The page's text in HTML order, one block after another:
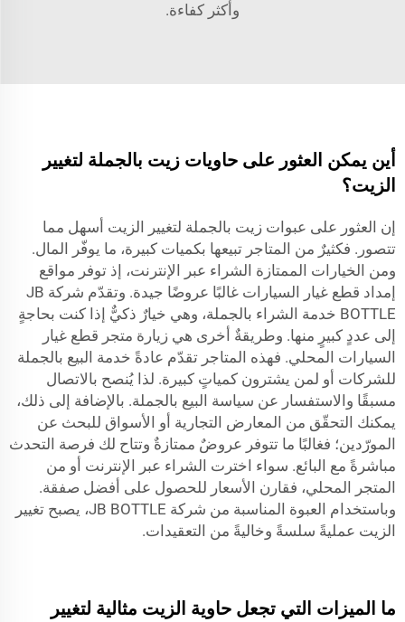
وأكثر كفاءة.
أين يمكن العثور على حاويات زيت بالجملة لتغيير
الزيت؟
إن العثور على عبوات زيت بالجملة لتغيير الزيت أسهل مما
تتصور. فكثيرٌ من المتاجر تبيعها بكميات كبيرة، ما يوفّر المال.
ومن الخيارات الممتازة الشراء عبر الإنترنت، إذ توفر مواقع
إمداد قطع غيار السيارات غالبًا عروضًا جيدة. وتقدّم شركة JB
BOTTLE خدمة الشراء بالجملة، وهي خيارٌ ذكيٌّ إذا كنت بحاجةٍ
إلى عددٍ كبيرٍ منها. وطريقةٌ أخرى هي زيارة متجر قطع غيار
السيارات المحلي. فهذه المتاجر تقدّم عادةً خدمة البيع بالجملة
للشركات أو لمن يشترون كمياتٍ كبيرة. لذا يُنصح بالاتصال
مسبقًا والاستفسار عن سياسة البيع بالجملة. بالإضافة إلى ذلك،
يمكنك التحقّق من المعارض التجارية أو الأسواق للبحث عن
المورّدين؛ فغالبًا ما تتوفر عروضٌ ممتازةٌ وتتاح لك فرصة التحدث
مباشرةً مع البائع. سواء اخترت الشراء عبر الإنترنت أو من
المتجر المحلي، فقارن الأسعار للحصول على أفضل صفقة.
وباستخدام العبوة المناسبة من شركة JB BOTTLE، يصبح تغيير
الزيت عمليةً سلسةً وخاليةً من التعقيدات.
ما الميزات التي تجعل حاوية الزيت مثالية لتغيير